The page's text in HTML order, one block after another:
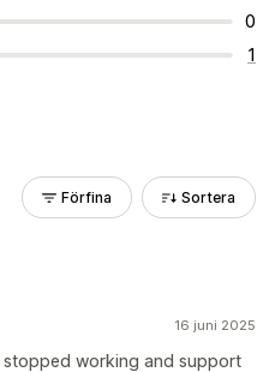
0
1
Förfina Sortera
16 juni 2025
working and support